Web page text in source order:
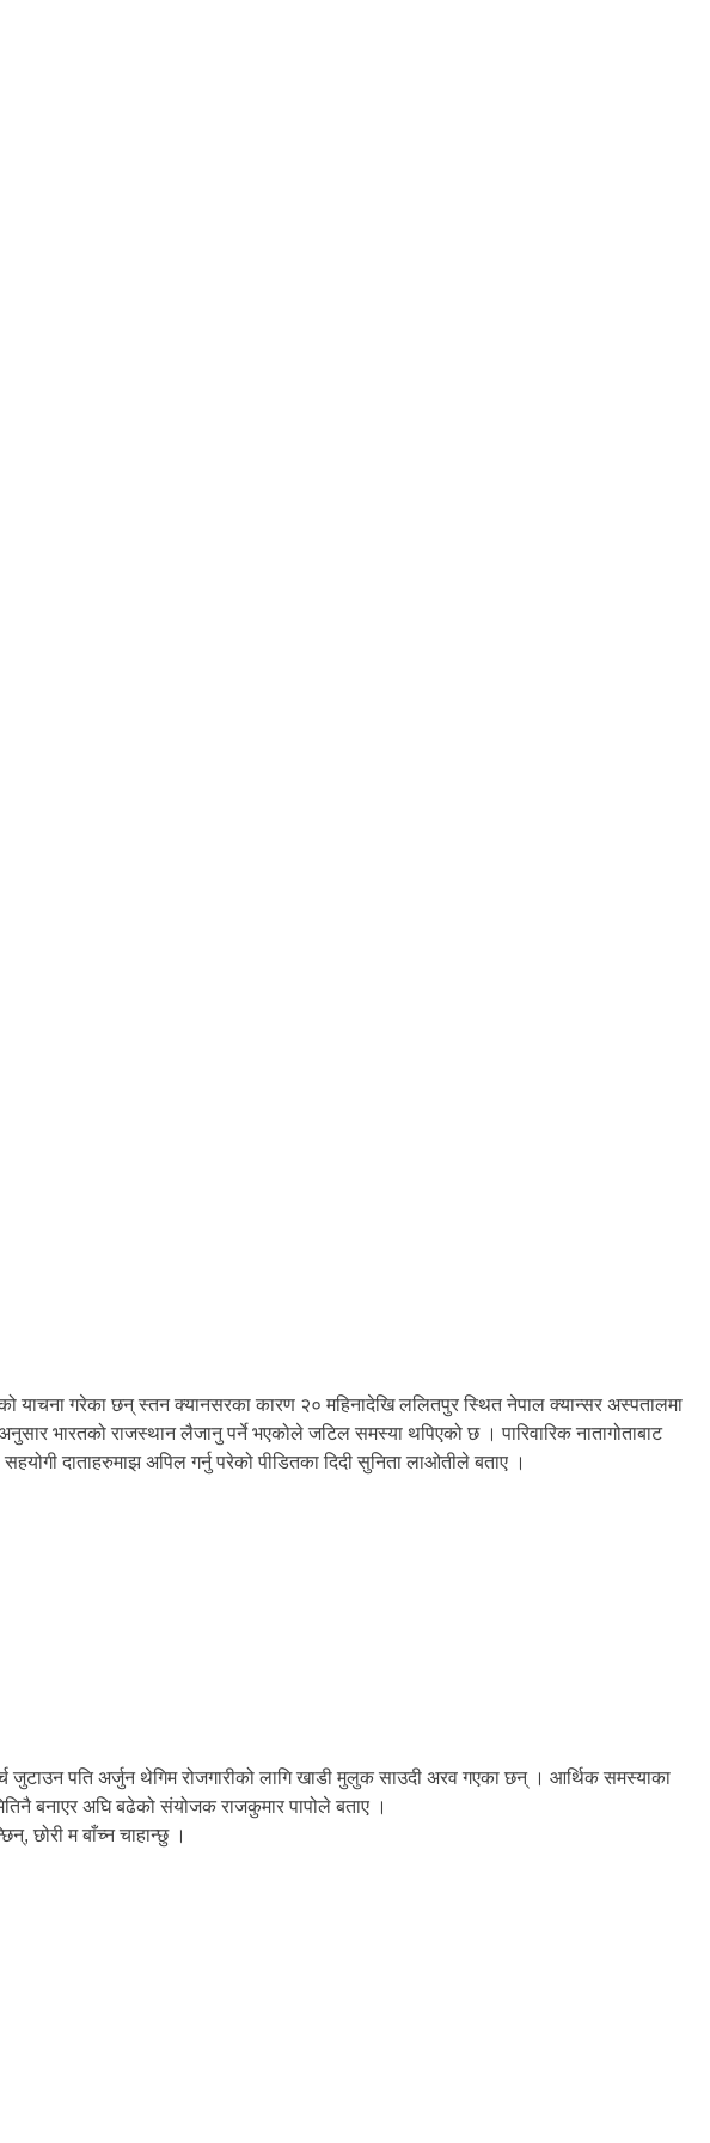
याचना गरेका छन् स्तन क्यानसरका कारण २० महिनादेखि ललितपुर स्थित नेपाल क्यान्सर अस्पतालमा
भारतको राजस्थान लैजानु पर्ने भएकोले जटिल समस्या थपिएको छ । पारिवारिक नातागोताबाट
दाताहरुमाझ अपिल गर्नु परेको पीडितका दिदी सुनिता लाओतीले बताए ।
जुटाउन पति अर्जुन थेगिम रोजगारीको लागि खाडी मुलुक साउदी अरव गएका छन् । आर्थिक समस्याका
बनाएर अघि बढेको संयोजक राजकुमार पापोले बताए ।
छोरी म बाँच्न चाहान्छु ।